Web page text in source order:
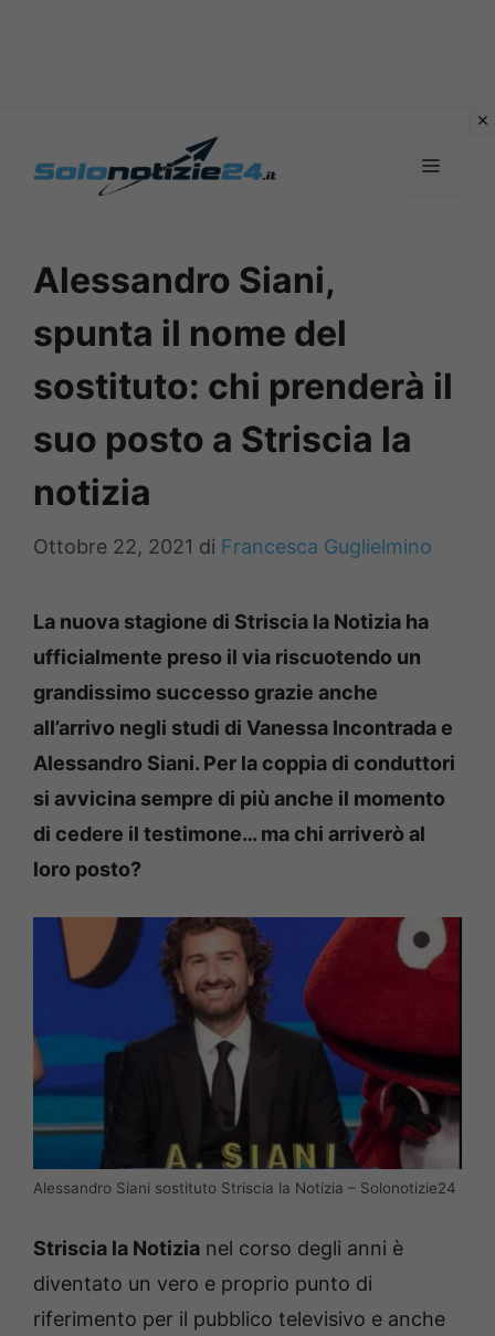
MENU
Alessandro Siani,
spunta il nome del
sostituto: chi prenderà il
suo posto a Striscia la
notizia
Ottobre 22, 2021 di Francesca Guglielmino
La nuova stagione di Striscia la Notizia ha
ufficialmente preso il via riscuotendo un
grandissimo successo grazie anche
all’arrivo negli studi di Vanessa Incontrada e
Alessandro Siani. Per la coppia di conduttori
si avvicina sempre di più anche il momento
di cedere il testimone… ma chi arriverò al
loro posto?
Alessandro Siani sostituto Striscia la Notizia – Solonotizie24
Striscia la Notizia nel corso degli anni è
diventato un vero e proprio punto di
riferimento per il pubblico televisivo e anche